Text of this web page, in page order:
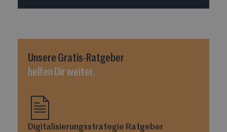
Unsere Gratis-Ratgeber
helfen Dir weiter.
Digitalisierungsstrategie Ratgeber